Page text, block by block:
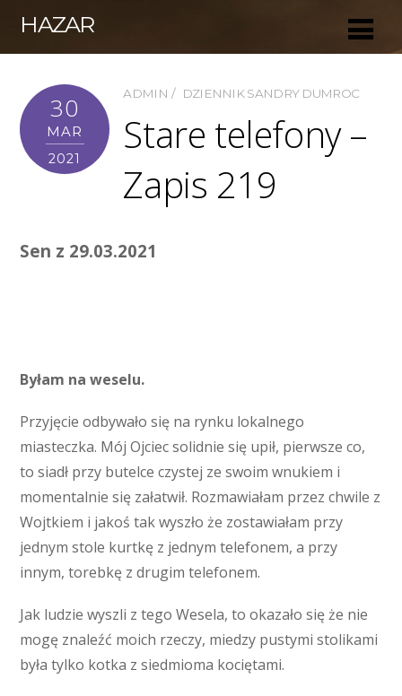
HAZAR
30
MAR
2021
ADMIN DZIENNIK SANDRY DUMROC
Stare telefony –
Zapis 219
Sen z 29.03.2021
Byłam na weselu.
Przyjęcie odbywało się na rynku lokalnego
miasteczka. Mój Ojciec solidnie się upił, pierwsze co,
to siadł przy butelce czystej ze swoim wnukiem i
momentalnie się załatwił. Rozmawiałam przez chwile z
Wojtkiem i jakoś tak wyszło że zostawiałam przy
jednym stole kurtkę z jednym telefonem, a przy
innym, torebkę z drugim telefonem.
Jak ludzie wyszli z tego Wesela, to okazało się że nie
mogę znaleźć moich rzeczy, miedzy pustymi stolikami
była tylko kotka z siedmioma kociętami.